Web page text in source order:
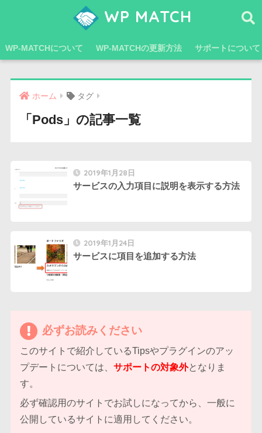
WP MATCH
WP-MATCHについて WP-MATCHの更新方法 サポートについて
ホーム タグ
「Pods」の記事一覧
2019年1月28日
サービスの入力項目に説明を表示する方法
2019年1月24日
サービスに項目を追加する方法
必ずお読みください
このサイトで紹介しているTipsやプラグインのアッ
プデートについては、 サポートの対象外となりま
す。
必ず確認用のサイトでお試しになってから、一般に
公開しているサイトに適用してください。